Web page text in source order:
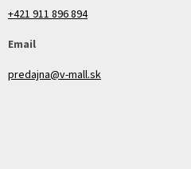
+421 911 896 894
Email
predajna@v-mall.sk